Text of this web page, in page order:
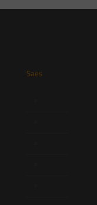
Saes